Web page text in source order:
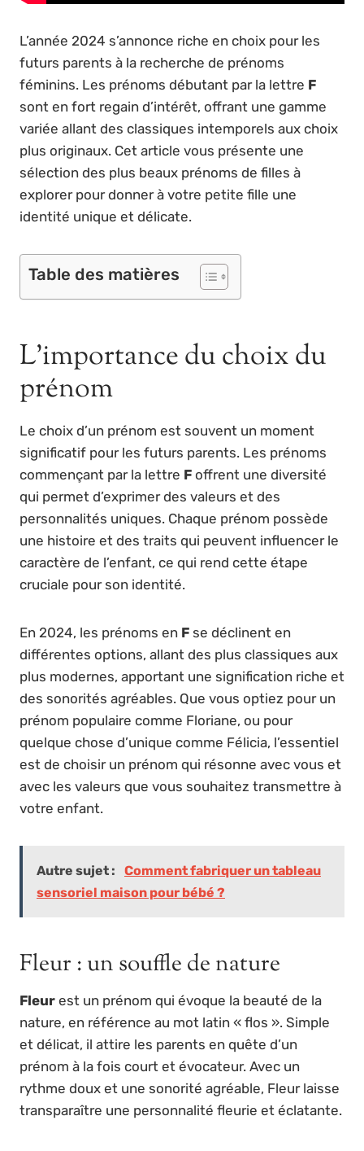
L’année 2024 s’annonce riche en choix pour les
futurs parents à la recherche de prénoms
féminins. Les prénoms débutant par la lettre F
sont en fort regain d’intérêt, offrant une gamme
variée allant des classiques intemporels aux choix
plus originaux. Cet article vous présente une
sélection des plus beaux prénoms de filles à
explorer pour donner à votre petite fille une
identité unique et délicate.
Table des matières
L’importance du choix du
prénom
Le choix d’un prénom est souvent un moment
significatif pour les futurs parents. Les prénoms
commençant par la lettre F offrent une diversité
qui permet d’exprimer des valeurs et des
personnalités uniques. Chaque prénom possède
une histoire et des traits qui peuvent influencer le
caractère de l’enfant, ce qui rend cette étape
cruciale pour son identité.
En 2024, les prénoms en F se déclinent en
différentes options, allant des plus classiques aux
plus modernes, apportant une signification riche et
des sonorités agréables. Que vous optiez pour un
prénom populaire comme Floriane, ou pour
quelque chose d’unique comme Félicia, l’essentiel
est de choisir un prénom qui résonne avec vous et
avec les valeurs que vous souhaitez transmettre à
votre enfant.
Autre sujet :
Comment fabriquer un tableau
sensoriel maison pour bébé ?
Fleur : un souffle de nature
Fleur est un prénom qui évoque la beauté de la
nature, en référence au mot latin « flos ». Simple
et délicat, il attire les parents en quête d’un
prénom à la fois court et évocateur. Avec un
rythme doux et une sonorité agréable, Fleur laisse
transparaître une personnalité fleurie et éclatante.